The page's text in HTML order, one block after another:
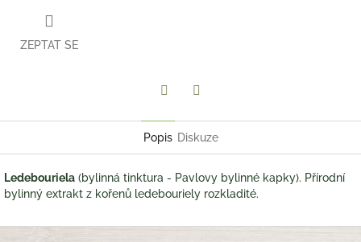
ZEPTAT SE
Popis Diskuze
Ledebouriela (bylinná tinktura - Pavlovy bylinné kapky). Přírodní
bylinný extrakt z kořenů ledebouriely rozkladité.